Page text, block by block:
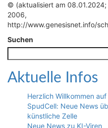
© (aktualisiert am
2006,
http://www.genesisnet.info/
Suchen
Aktuelle Infos
Herzlich Willkommen
SpudCell: Neue News
künstliche Zelle
Neue News zu KI-Viren